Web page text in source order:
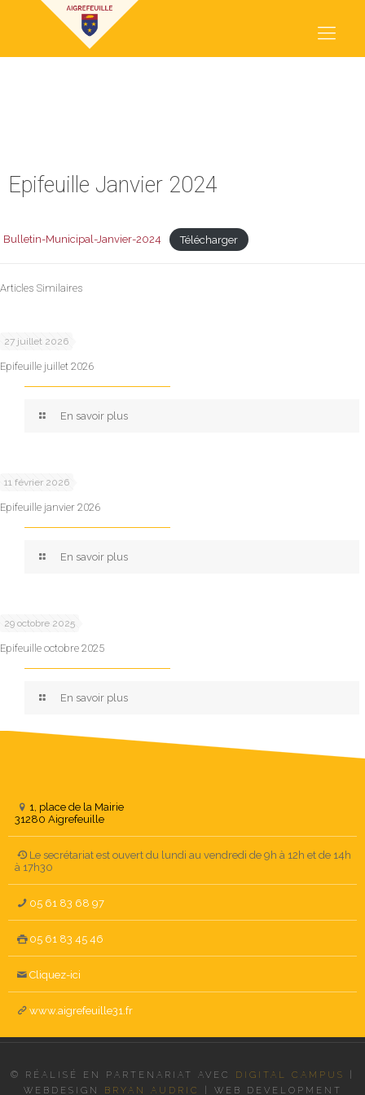
EPIFEUILLE JANVIER 2024
Epifeuille Janvier 2024
Bulletin-Municipal-Janvier-2024 Télécharger
Articles Similaires
27 juillet 2026
Epifeuille juillet 2026
En savoir plus
11 février 2026
Epifeuille janvier 2026
En savoir plus
29 octobre 2025
Epifeuille octobre 2025
En savoir plus
1, place de la Mairie
31280 Aigrefeuille
Le secrétariat est ouvert du lundi au vendredi de 9h à 12h et de 14h
à 17h30
05 61 83 68 97
05 61 83 45 46
Cliquez-ici
www.aigrefeuille31.fr
© RÉALISÉ EN PARTENARIAT AVEC DIGITAL CAMPUS
WEBDESIGN
BRYAN AUDRIC WEB DEVELOPMENT